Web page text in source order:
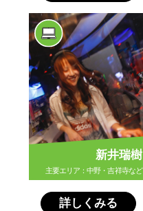
新井瑞樹
主要エリア：中野・吉祥寺など
詳しくみる